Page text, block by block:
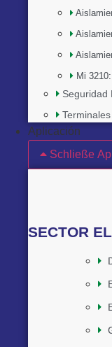
Mi
Seguridad
Aplicación
Schließe
SECTOR